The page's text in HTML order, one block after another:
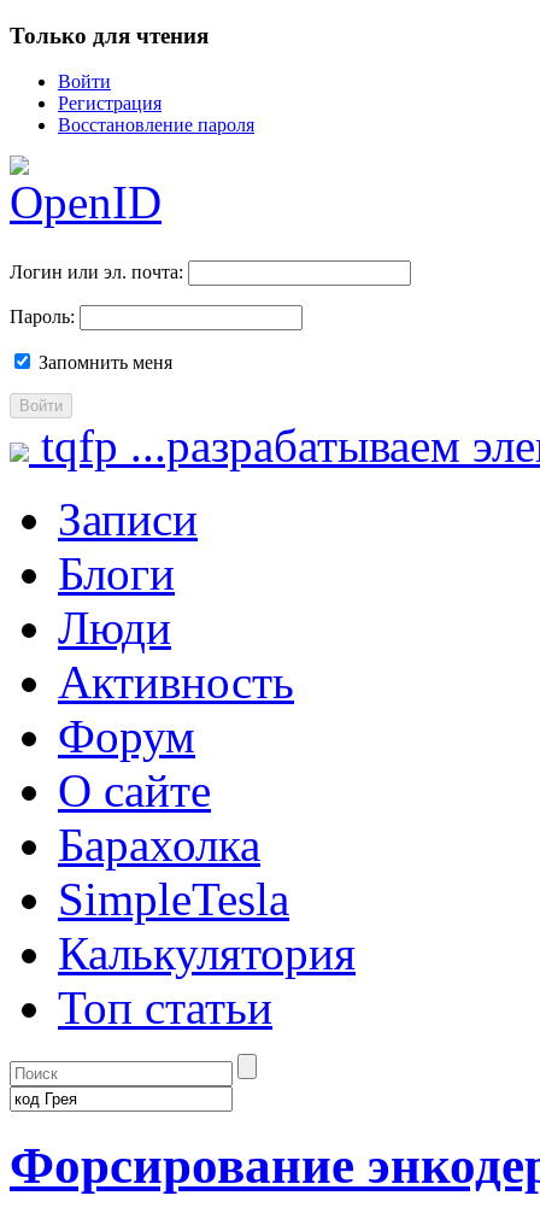
Только для чтения
Войти
Регистрация
Восстановление пароля
Логин или эл. почта:
Пароль:
Запомнить меня
Войти
tqfp ...разрабатываем
Записи
Блоги
Люди
Активность
Форум
О сайте
Барахолка
SimpleTesla
Калькулятория
Топ статьи
Форсирование